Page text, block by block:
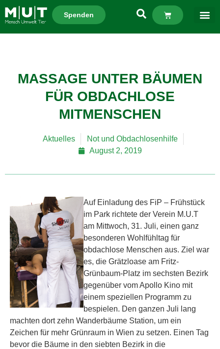
Spenden
MASSAGE UNTER BÄUMEN
FÜR OBDACHLOSE
MITMENSCHEN
Aktuelles
Not und Obdachlosenhilfe
August 2, 2019
Auf Einladung des FiP – Frühstück
im Park richtete der Verein M.U.T
am Mittwoch, 31. Juli, einen ganz
besonderen Wohlfühltag für
obdachlose Menschen aus. Ziel war
es, die Grätzloase am Fritz-
Grünbaum-Platz im sechsten Bezirk
gegenüber vom Apollo Kino mit
einem speziellen Programm zu
bespielen. Den ganzen Juli lang
machten dort zehn Wanderbäume Station, um ein
Zeichen für mehr Grünraum in Wien zu setzen. Einen Tag
bevor die Bäume in den siebten Bezirk in die